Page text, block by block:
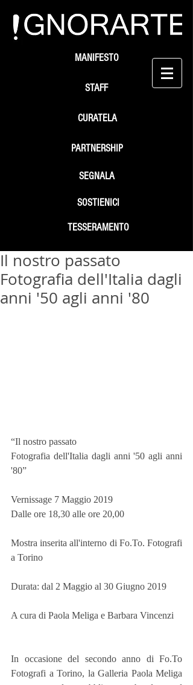
STAFF
SEGNALA
SOSTIENICI
MANIFESTO
PARTNERSHIP
TESSERAMENTO
CURATELA
Il nostro passato
Fotografia dell'Italia dagli
anni '50 agli anni '80
“Il nostro passato
Fotografia dell'Italia dagli anni '50 agli anni
'80”
Vernissage 7 Maggio 2019
Dalle ore 18,30 alle ore 20,00
Mostra inserita all'interno di Fo.To. Fotografi
a Torino
Durata: dal 2 Maggio al 30 Giugno 2019
A cura di Paola Meliga e Barbara Vincenzi
In occasione del secondo anno di Fo.To
Fotografi a Torino, la Galleria Paola Meliga